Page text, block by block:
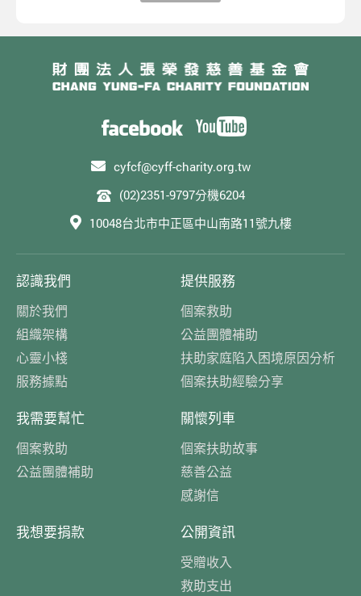
cyfcf@cyff-charity.org.tw
(02)2351-9797分機6204
10048台北市中正區中山南路11號九樓
認識我們
關於我們
組織架構
心靈小棧
服務據點
提供服務
個案救助
公益團體補助
扶助家庭陷入困境原因分析
個案扶助經驗分享
我需要幫忙
個案救助
公益團體補助
關懷列車
個案扶助故事
慈善公益
感謝信
我想要捐款 公開資訊
受贈收入
救助支出